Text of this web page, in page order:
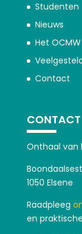
Studenten
Nieuws
Het OCMW
Contact
CONTACT
Onthaal van
1050 Elsene
Raadpleeg
en